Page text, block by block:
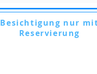
Besichtigung nur
Reservierung